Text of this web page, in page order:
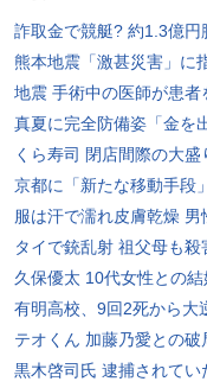
詐取金で競艇? 約1.3億円
熊本地震「激甚災害」に
地震 手術中の医師が患者
真夏に完全防備姿「金を
くら寿司 閉店間際の大盛
京都に「新たな移動手段
服は汗で濡れ皮膚乾燥 男
タイで銃乱射 祖父母も殺
久保優太 10代女性との
有明高校、9回2死から大
テオくん 加藤乃愛との破
黒木啓司氏 逮捕されてい